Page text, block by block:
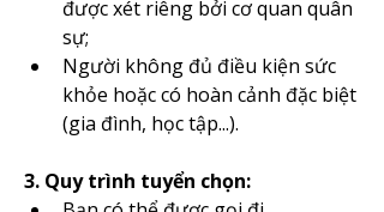
được xét riêng bởi cơ quan quân
sự;
Người không đủ điều kiện sức
khỏe hoặc có hoàn cảnh đặc biệt
(gia đình, học tập...).
3. Quy trình tuyển chọn: